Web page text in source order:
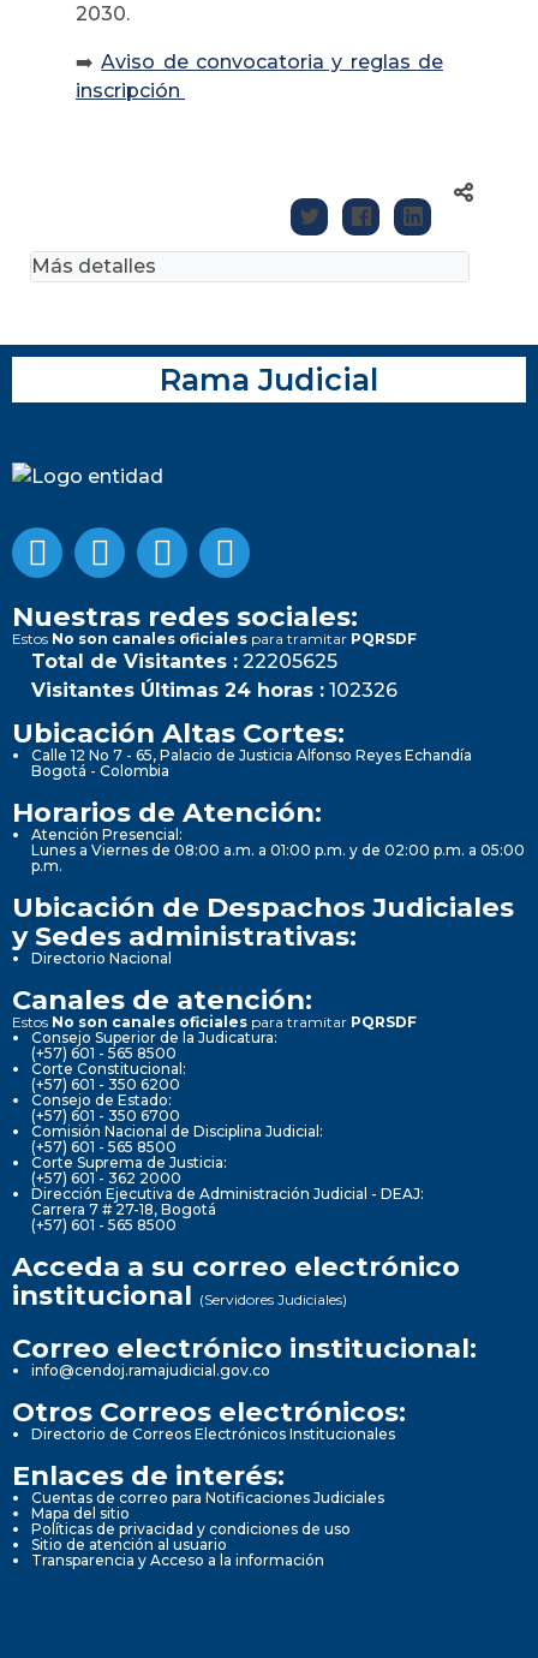
2030.
➡️Aviso de convocatoria y reglas de
inscripción
Más detalles
Rama Judicial
Nuestras redes sociales:
Estos No son canales oficiales para tramitar PQRSDF
Total de Visitantes : 22205625
Visitantes Últimas 24 horas : 102326
Ubicación Altas Cortes:
Calle 12 No 7 - 65, Palacio de Justicia Alfonso Reyes Echandía
Bogotá - Colombia
Horarios de Atención:
Atención Presencial:
Lunes a Viernes de 08:00 a.m. a 01:00 p.m. y de 02:00 p.m. a 05:00
p.m.
Ubicación de Despachos Judiciales
y Sedes administrativas:
Directorio Nacional
Canales de atención:
Estos No son canales oficiales para tramitar PQRSDF
Consejo Superior de la Judicatura:
(+57) 601 - 565 8500
Corte Constitucional:
(+57) 601 - 350 6200
Consejo de Estado:
(+57) 601 - 350 6700
Comisión Nacional de Disciplina Judicial:
(+57) 601 - 565 8500
Corte Suprema de Justicia:
(+57) 601 - 362 2000
Dirección Ejecutiva de Administración Judicial - DEAJ:
Carrera 7 # 27-18, Bogotá
(+57) 601 - 565 8500
Acceda a su correo electrónico
institucional (Servidores Judiciales)
Correo electrónico institucional:
info@cendoj.ramajudicial.gov.co
Otros Correos electrónicos:
Directorio de Correos Electrónicos Institucionales
Enlaces de interés:
Cuentas de correo para Notificaciones Judiciales
Mapa del sitio
Políticas de privacidad y condiciones de uso
Sitio de atención al usuario
Transparencia y Acceso a la información